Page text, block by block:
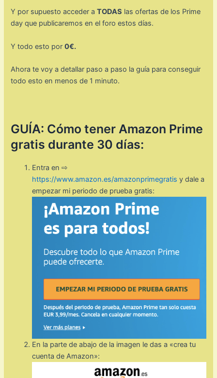
Y por supuesto acceder aTODAS las ofertas de los Prime
day que publicaremos en el foro estos días.
Y todo esto por0€.
Ahora te voy a detallar paso a paso la guía para conseguir
todo esto en menos de 1 minuto.
GUÍA: Cómo tener Amazon Prime
gratis durante 30 días:
Entra en ⇨
https://www.amazon.es/amazonprimegratis y dale a
empezar mi periodo de prueba gratis:
En la parte de abajo de la imagen le das a «crea tu
cuenta de Amazon»: